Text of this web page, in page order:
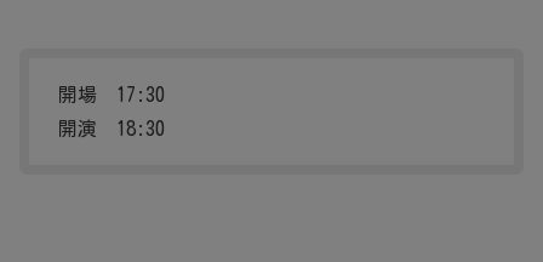
開場 17:30
開演 18:30